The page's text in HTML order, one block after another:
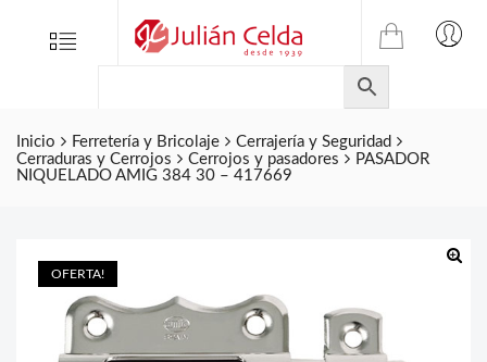
Menu
TIENDA
ONLINE
DE
JULIAN
CELDA
Inicio Ferretería y Bricolaje
Cerrajería y Seguridad
Cerraduras y Cerrojos
Cerrojos y pasadores
PASADOR
NIQUELADO AMIG 384 30 – 417669
OFERTA!
Folletos
Contacto